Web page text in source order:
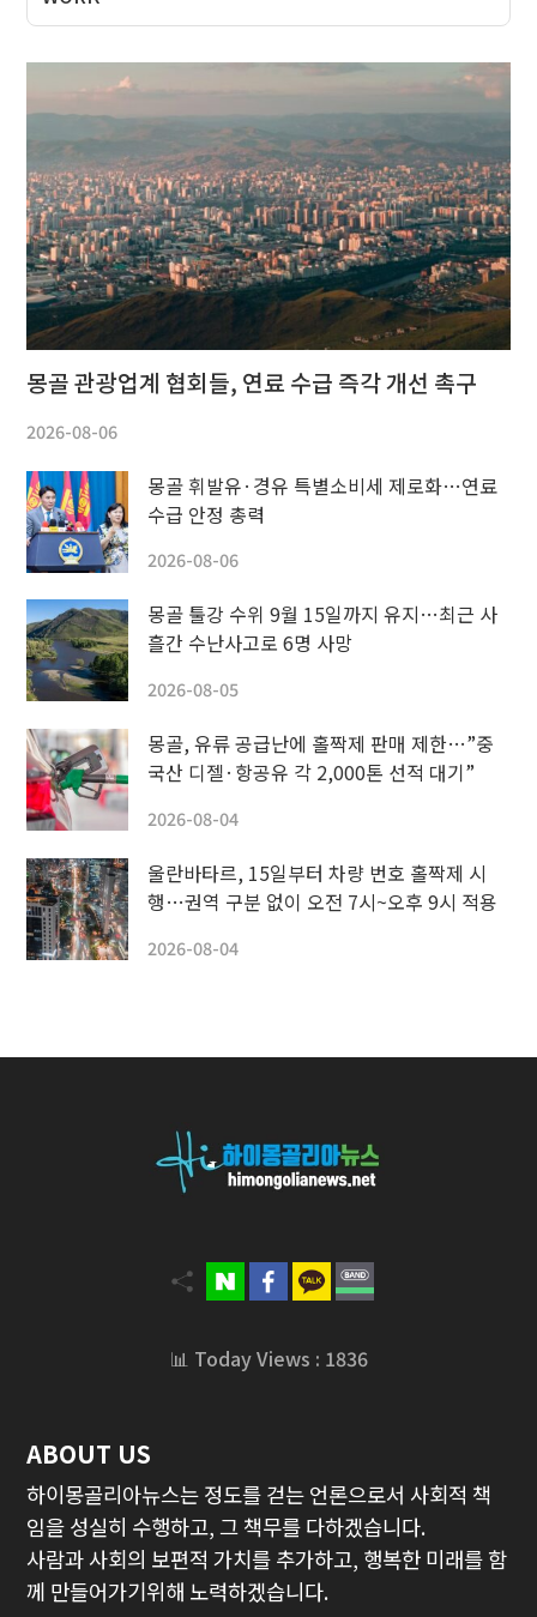
몽골 관광업계 협회들, 연료 수급 즉각 개선 촉구
2026-08-06
몽골 휘발유·경유 특별소비세 제로화…연료
수급 안정 총력
2026-08-06
몽골 툴강 수위 9월 15일까지 유지…최근 사
흘간 수난사고로 6명 사망
2026-08-05
몽골, 유류 공급난에 홀짝제 판매 제한…”중
국산 디젤·항공유 각 2,000톤 선적 대기”
2026-08-04
울란바타르, 15일부터 차량 번호 홀짝제 시
행…권역 구분 없이 오전 7시~오후 9시 적용
2026-08-04
📊 Today Views : 1836
ABOUT US
하이몽골리아뉴스는 정도를 걷는 언론으로서 사회적 책
임을 성실히 수행하고, 그 책무를 다하겠습니다.
사람과 사회의 보편적 가치를 추가하고, 행복한 미래를 함
께 만들어가기위해 노력하겠습니다.